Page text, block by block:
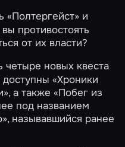
«Полтергейст»и
противостоять
от их власти?
четыре новых квеста
доступны«Хроники
, а также«Побег из
под названием
, называвшийся ранее